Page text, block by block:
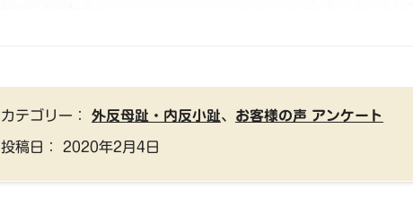
カテゴリー： 外反母趾・内反小趾、 お客様の声 アンケート
投稿日： 2020年2月4日